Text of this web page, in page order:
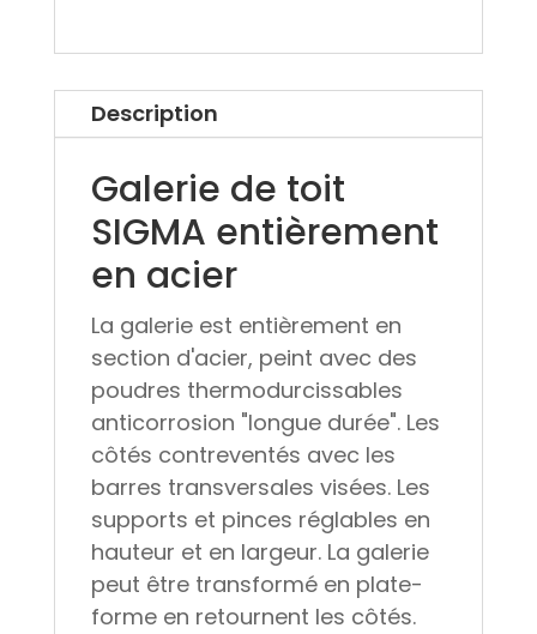
Description
Galerie de toit
SIGMA entièrement
en acier
La galerie est entièrement en
section d'acier, peint avec des
poudres thermodurcissables
anticorrosion "longue durée". Les
côtés contreventés avec les
barres transversales visées. Les
supports et pinces réglables en
hauteur et en largeur. La galerie
peut être transformé en plate-
forme en retournent les côtés.